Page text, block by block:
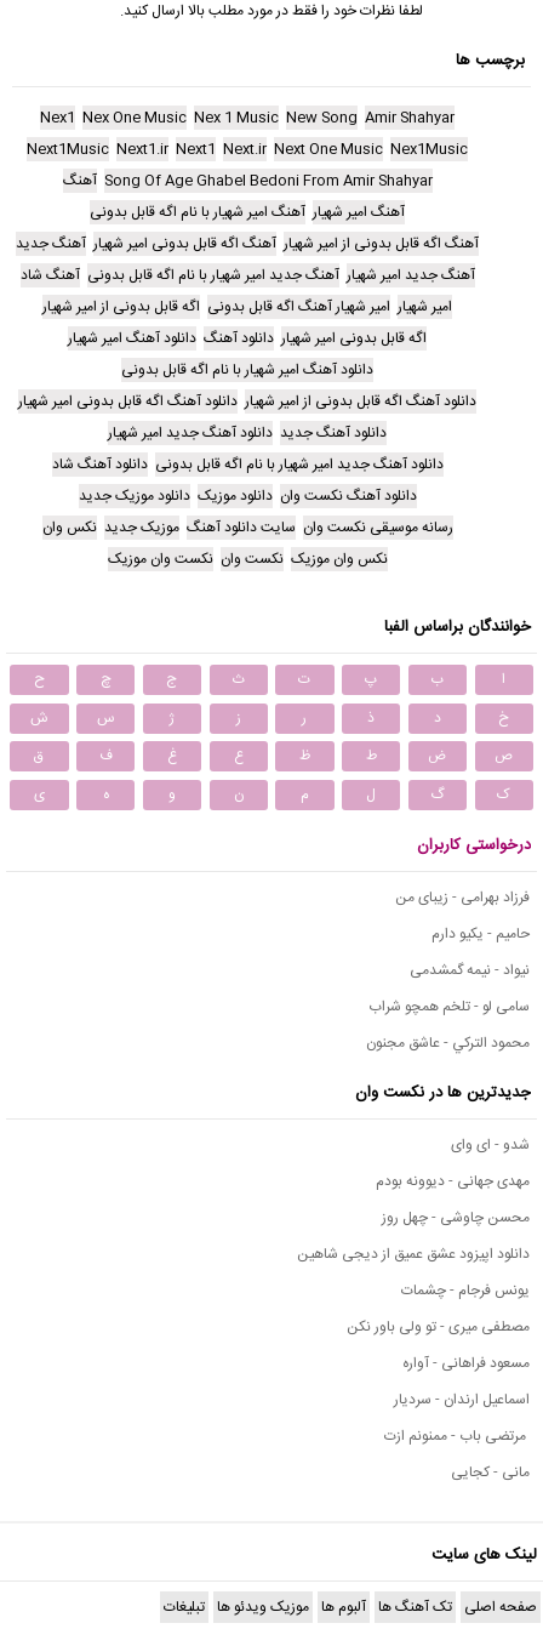
لطفا نظرات خود را فقط در مورد مطلب بالا ارسال کنید.
برچسب ها
Amir Shahyar
New Song
Nex 1 Music
Nex One Music
Nex1
Nex1Music
Next One Music
Next.ir
Next1
Next1.ir
Next1Music
Song Of Age Ghabel Bedoni From Amir Shahyar آهنگ
آهنگ امیر شهیار آهنگ امیر شهیار با نام اگه قابل بدونی
آهنگ اگه قابل بدونی از امیر شهیار آهنگ اگه قابل بدونی امیر شهیار آهنگ جدید
آهنگ جدید امیر شهیار آهنگ جدید امیر شهیار با نام اگه قابل بدونی آهنگ شاد
امیر شهیار امیر شهیار آهنگ اگه قابل بدونی اگه قابل بدونی از امیر شهیار
اگه قابل بدونی امیر شهیار دانلود آهنگ دانلود آهنگ امیر شهیار
دانلود آهنگ امیر شهیار با نام اگه قابل بدونی
دانلود آهنگ اگه قابل بدونی از امیر شهیار دانلود آهنگ اگه قابل بدونی امیر شهیار
دانلود آهنگ جدید دانلود آهنگ جدید امیر شهیار
دانلود آهنگ جدید امیر شهیار با نام اگه قابل بدونی دانلود آهنگ شاد
دانلود آهنگ نکست وان دانلود موزیک دانلود موزیک جدید
رسانه موسیقی نکست وان سایت دانلود آهنگ موزیک جدید نکس وان
نکس وان موزیک نکست وان نکست وان موزیک
خوانندگان براساس الفبا
ا ب پ ت ث ج چ
ح
خ
د ذ ر ز ژ س
ش
ص
ض ط ظ ع غ ف
ق
ک
گ ل م ن و ه ی
درخواستی کاربران
فرزاد بهرامی - زیبای من
حامیم - یکیو دارم
نیواد - نیمه گمشدمی
سامی لو - تلخم همچو شراب
محمود التركي - عاشق مجنون
جدیدترین ها در نکست وان
شدو - ای وای
مهدی جهانی - دیوونه بودم
محسن چاوشی - چهل روز
دانلود اپیزود عشق عمیق از دیجی شاهین
یونس فرجام - چشمات
مصطفی میری - تو ولی باور نکن
مسعود فراهانی - آواره
اسماعیل ارندان - سردیار
مرتضی باب - ممنونم ازت
مانی - کجایی
لینک های سایت
صفحه اصلی تک آهنگ ها آلبوم ها موزیک ویدئو ها تبلیغات